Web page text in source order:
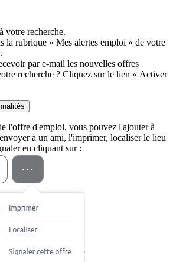
votre recherche.
la rubrique « Mes alertes emploi » de votre
par e-mail les nouvelles offres
recherche ? Cliquez sur le lien « Activer
l'offre d'emploi, vous pouvez l'ajouter à
à un ami, l'imprimer, localiser le lieu
en cliquant sur :